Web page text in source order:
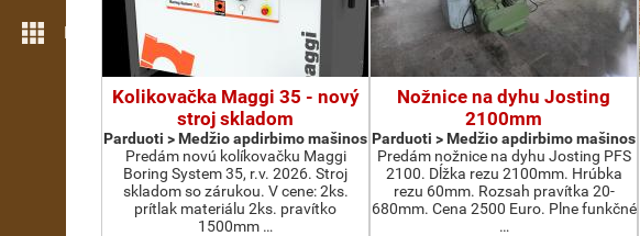
Daugiau funkcijų
Kolikovačka Maggi 35 - nový
stroj skladom
Parduoti > Medžio apdirbimo mašinos
Predám novú kolíkovačku Maggi
Boring System 35, r.v. 2026. Stroj
skladom so zárukou. V cene: 2ks.
prítlak materiálu 2ks. pravítko
1500mm …
Nožnice na dyhu Josting
2100mm
Parduoti > Medžio apdirbimo mašinos
Predám nožnice na dyhu Josting PFS
2100. Dĺžka rezu 2100mm. Hrúbka
rezu 60mm. Rozsah pravítka 20-
680mm. Cena 2500 Euro. Plne funkčné
…